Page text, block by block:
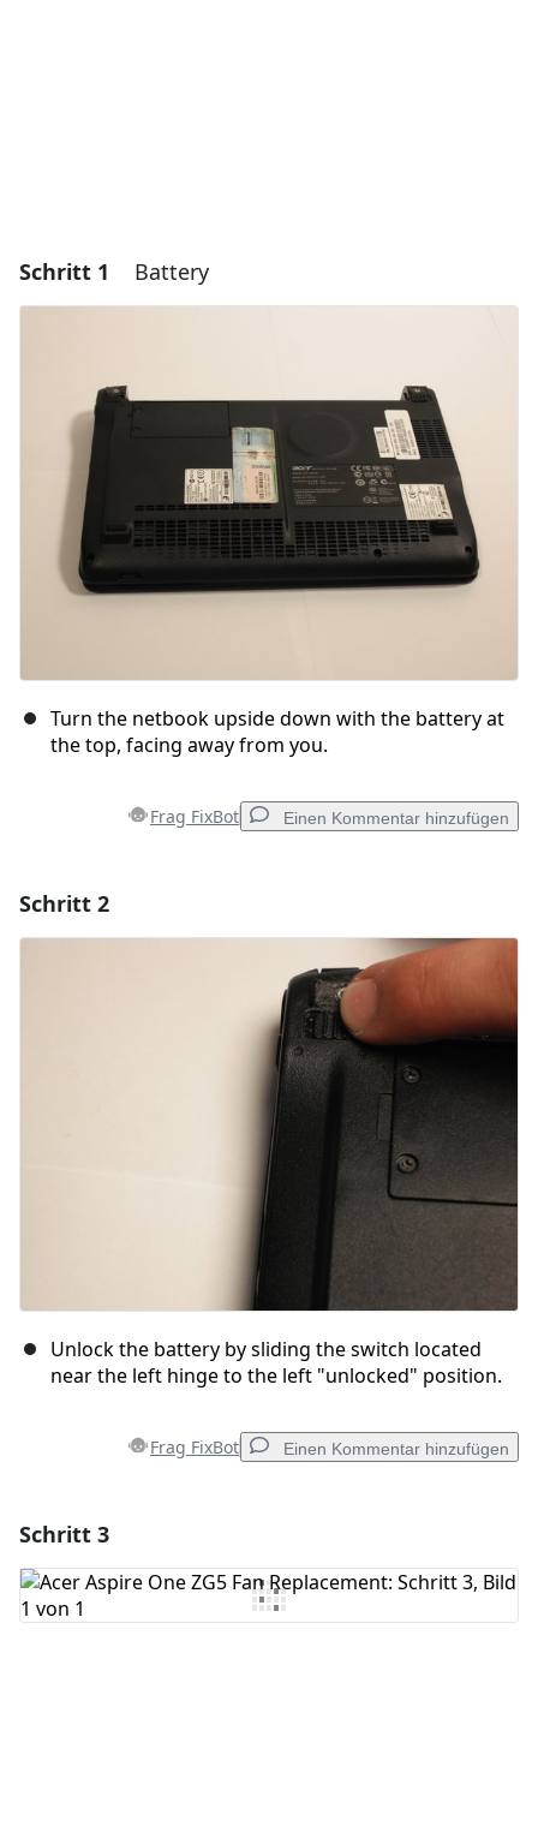
Schritt 1 Battery
Turn the netbook upside down with the battery at
the top, facing away from you.
Frag FixBot Einen Kommentar hinzufügen
Abbrechen Kommentieren
Schritt 2
Unlock the battery by sliding the switch located
near the left hinge to the left "unlocked" position.
Frag FixBot Einen Kommentar hinzufügen
Kommentar hinzufügen
Schritt 3